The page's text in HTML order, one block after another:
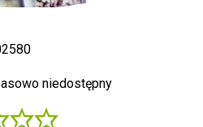
niedostępny